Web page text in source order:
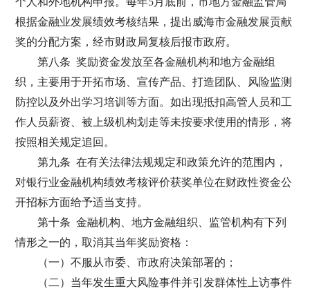
根据金融业发展绩效考核结果，提出威海市金融发展贡献
奖的分配方案，经市财政局复核后报市政府。
第八条 奖励资金发放至各金融机构和地方金融组
织，主要用于开拓市场、宣传产品、打造团队、风险监测
防控以及外出学习培训等方面。如出现抵扣高管人员和工
作人员薪资、被上级机构划走等未按要求使用的情形，将
按照相关规定追回。
第九条 在有关法律法规规定和政策允许的范围内，
对银行业金融机构绩效考核评价获奖单位在财政性资金公
开招标方面给予适当支持。
第十条 金融机构、地方金融组织、监管机构有下列
情形之一的，取消其当年奖励资格：
（一）不服从市委、市政府决策部署的；
（二）当年发生重大风险事件并引发群体性上访事件